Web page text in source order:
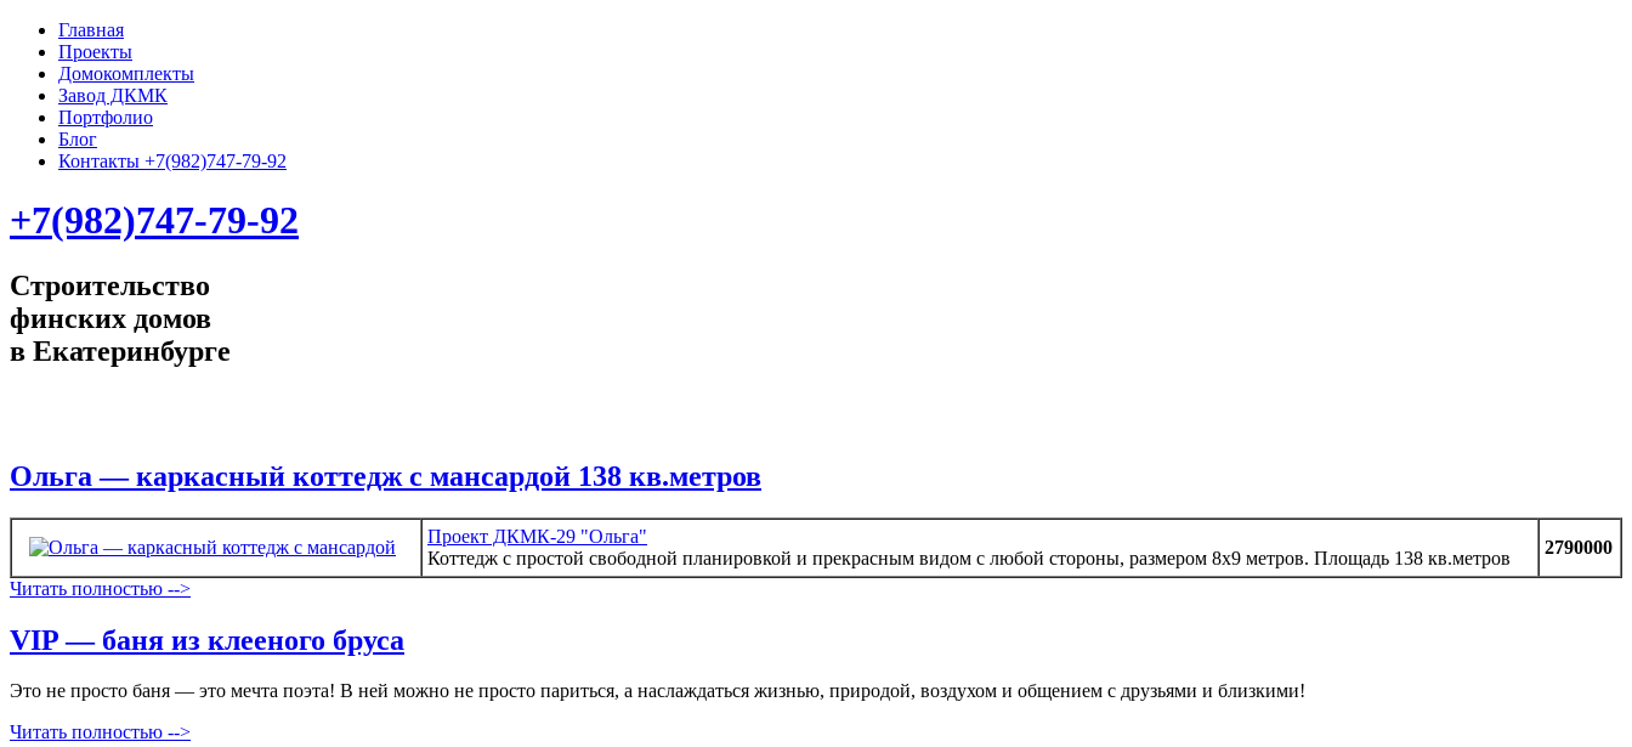
Главная
Проекты
Домокомплекты
Завод ДКМК
Портфолио
Блог
Контакты +7(982)747-79-92
+7(982)747-79-92
Строительство
финских домов
в Екатеринбурге
Ольга — каркасный коттедж с мансардой 138 кв.метров
Проект ДКМК-29 "Ольга"
Коттедж с простой свободной планировкой и прекрасным видом с любой стороны, размером 8х9 метров. Площадь 138 кв.метров
2790000
Читать полностью -->
VIP — баня из клееного бруса
Это не просто баня — это мечта поэта! В ней можно не просто париться, а наслаждаться жизнью, природой, воздухом и общением с друзьями и близкими!
Читать полностью -->